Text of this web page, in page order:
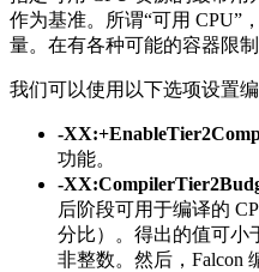
作为基准。所谓“可用 CPU”
量。在有各种可能的容器限
我们可以使用以下选项设置编
-
功能。
-
后阶段可用于编译的
分比）。得出的值可小
非整数。然后，Falcon